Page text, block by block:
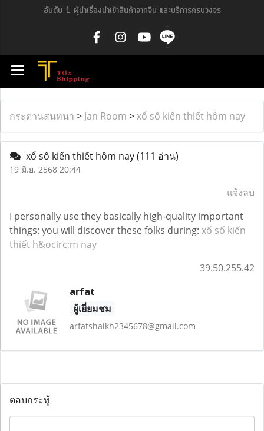
อันดับ 1 ผู้นำเรื่องนำเข้าสินค้าจากจีน และบริการครบวงจร
กระดานสนทนา > Jan Room >xổ số kiến thiết hôm nay
xổ số kiến thiết hôm nay(111 อ่าน)
19 มิ.ย. 2568 20:44
แจ้งลบ
I personally use they basically high-quality important
things: you will discover these folks during: xổ số kiến
thiết h&ocirc;m nay
39.50.255.42
arfat
ผู้เยี่ยมชม
arfatshaikh2345678@gmail.com
ตอบกระทู้